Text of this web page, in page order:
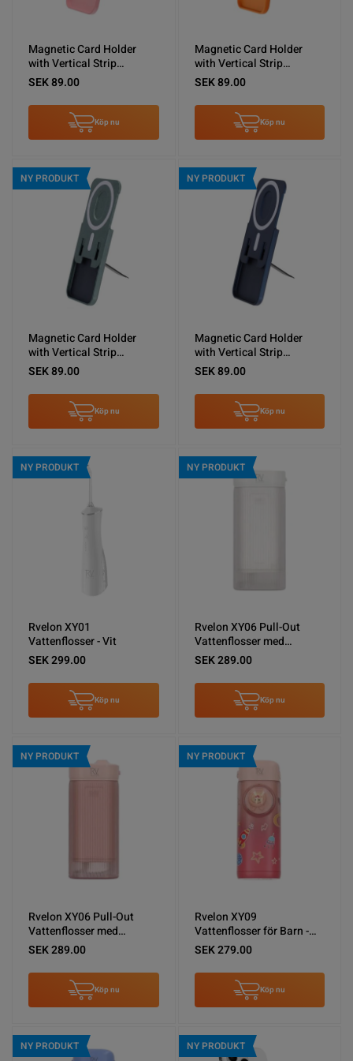
Magnetic Card Holder
with Vertical Strip
Kickstand Pink
SEK 89.00
Köp nu
Magnetic Card Holder
with Vertical Strip
Kickstand Orange
SEK 89.00
Köp nu
NY PRODUKT
Magnetic Card Holder
with Vertical Strip
Kickstand Green
SEK 89.00
Köp nu
NY PRODUKT
Magnetic Card Holder
with Vertical Strip
Kickstand Blue
SEK 89.00
Köp nu
NY PRODUKT
Rvelon XY01
Vattenflosser - Vit
SEK 299.00
Köp nu
NY PRODUKT
Rvelon XY06 Pull-Out
Vattenflosser med
spolning - Vit
SEK 289.00
Köp nu
NY PRODUKT
Rvelon XY06 Pull-Out
Vattenflosser med
spolning - Rosa
SEK 289.00
Köp nu
NY PRODUKT
Rvelon XY09
Vattenflosser för Barn -
Rosa
SEK 279.00
Köp nu
NY PRODUKT NY PRODUKT